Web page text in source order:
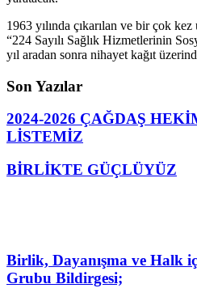
1963 yılında çıkarılan ve bir çok
“224 Sayılı Sağlık Hizmetlerinin
yıl aradan sonra nihayet kağıt
Son Yazılar
2024-2026 ÇAĞDAŞ
LİSTEMİZ
BİRLİKTE GÜÇLÜYÜZ
Birlik, Dayanışma ve Halk
Grubu Bildirgesi;